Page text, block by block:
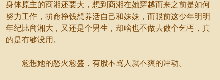
身体原主的商湘还要大，想到商湘在她穿越而来之前是如何
努力工作，拚命挣钱想养活自己和妹妹，而眼前这少年明明
年纪比商湘大，又还是个男生，却啥也不做去做个乞丐，真
的是有够没用。
愈想她的怒火愈盛，有股不骂人就不爽的冲动。